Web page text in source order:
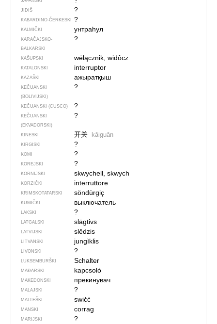
JIDIŠ ?
KABARDINO-ČERKESKI ?
KALMIČKI унтраһул
KARAČAJSKO-
BALKARSKI
?
KAŠUPSKI wëłącznik, widôcz
KATALONSKI interruptor
KAZAŠKI ажыратқыш
KEČUANSKI
(BOLIVIJSKI)
?
KEČUANSKI (CUSCO) ?
KEČUANSKI
(EKVADORSKI)
?
KINESKI 开关 kāiguān
KIRGISKI ?
KOMI ?
KOREJSKI ?
KORNIJSKI skwychell, skwych
KORZIČKI interruttore
KRIMSKOTATARSKI söndürgiç
KUMIČKI выключатель
LAKSKI ?
LATGALSKI slāgtivs
LATVIJSKI slēdzis
LITVANSKI jungìklis
LIVONSKI ?
LUKSEMBURŠKI Schalter
MAĐARSKI kapcsoló
MAKEDONSKI прекинувач
MALAJSKI ?
MALTEŠKI swiċċ
MANSKI corrag
MARIJSKI ?